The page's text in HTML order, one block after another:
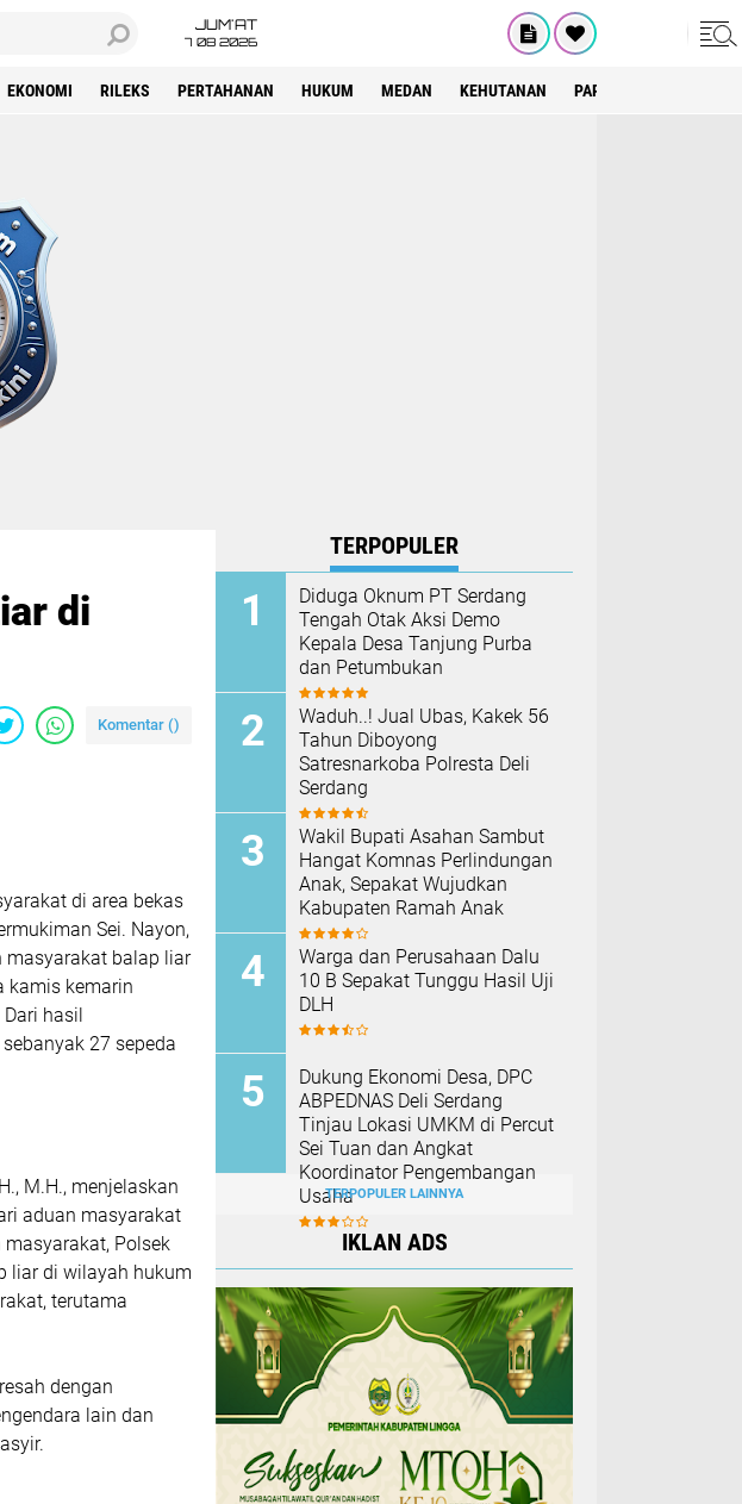
JUM'AT
7 08 2026
EKONOMI RILEKS PERTAHANAN HUKUM MEDAN KEHUTANAN PARIWISATA
di
Komentar ()
di area bekas
Sei. Nayon,
masyarakat balap liar
kamis kemarin
hasil
27 sepeda
M.H., menjelaskan
aduan masyarakat
Polsek
liar di wilayah hukum
terutama
dengan
lain dan
TERPOPULER
Diduga Oknum PT Serdang
Tengah Otak Aksi Demo
Kepala Desa Tanjung Purba
dan Petumbukan
Waduh..! Jual Ubas, Kakek 56
Tahun Diboyong
Satresnarkoba Polresta Deli
Serdang
Wakil Bupati Asahan Sambut
Hangat Komnas Perlindungan
Anak, Sepakat Wujudkan
Kabupaten Ramah Anak
Warga dan Perusahaan Dalu
10 B Sepakat Tunggu Hasil Uji
DLH
Dukung Ekonomi Desa, DPC
ABPEDNAS Deli Serdang
Tinjau Lokasi UMKM di Percut
Sei Tuan dan Angkat
Koordinator Pengembangan
UsahaTERPOPULER LAINNYA
IKLAN ADS